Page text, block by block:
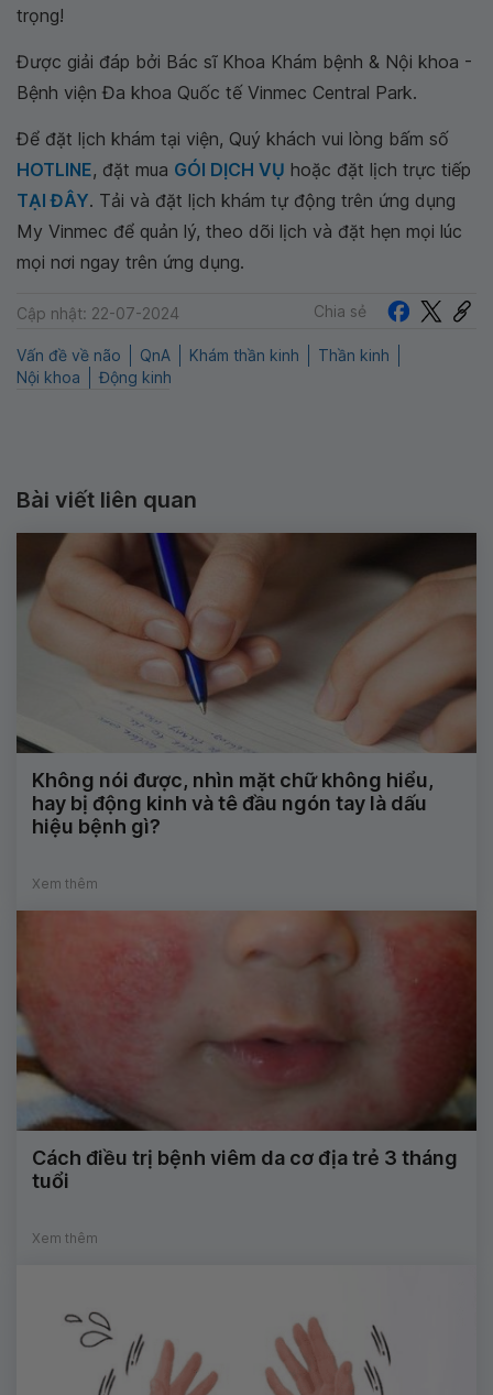
trọng!
Được giải đáp bởi Bác sĩ Khoa Khám bệnh & Nội khoa -
Bệnh viện Đa khoa Quốc tế Vinmec Central Park.
Để đặt lịch khám tại viện, Quý khách vui lòng bấm số
HOTLINE, đặt mua GÓI DỊCH VỤ hoặc đặt lịch trực tiếp
TẠI ĐÂY. Tải và đặt lịch khám tự động trên ứng dụng
My Vinmec để quản lý, theo dõi lịch và đặt hẹn mọi lúc
mọi nơi ngay trên ứng dụng.
Cập nhật: 22-07-2024 Chia sẻ
Vấn đề về não QnA Khám thần kinh
Thần kinh
Nội khoa
Động kinh
Bài viết liên quan
Không nói được, nhìn mặt chữ không hiểu,
hay bị động kinh và tê đầu ngón tay là dấu
hiệu bệnh gì?
Xem thêm
Cách điều trị bệnh viêm da cơ địa trẻ 3 tháng
tuổi
Xem thêm